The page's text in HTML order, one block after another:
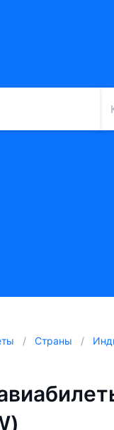
Страны